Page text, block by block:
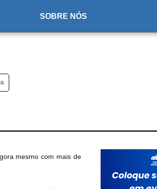
SOBRE NÓS
mesmo com mais de